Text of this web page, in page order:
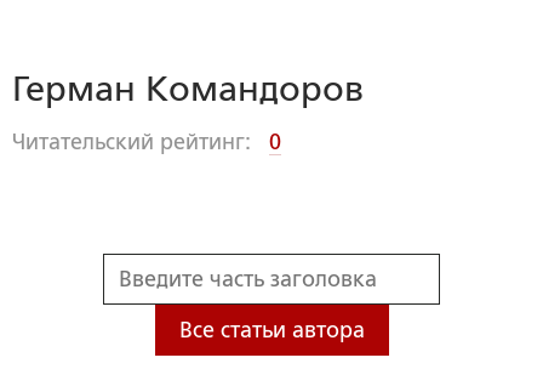
Герман Командоров
Читательский рейтинг: 0
Все статьи автора